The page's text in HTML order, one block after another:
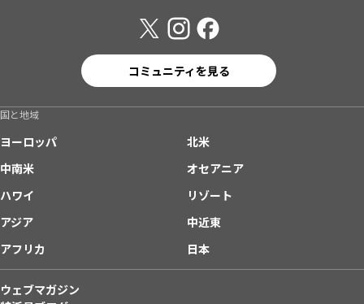
コミュニティを見る
国と地域
ヨーロッパ
北米
中南米
オセアニア
ハワイ
リゾート
アジア
中近東
アフリカ
日本
ウェブマガジン